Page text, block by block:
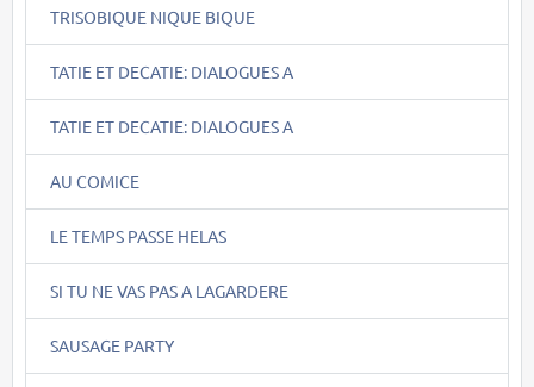
TRISOBIQUE NIQUE BIQUE
TATIE ET DECATIE: DIALOGUES A
TATIE ET DECATIE: DIALOGUES A
AU COMICE
LE TEMPS PASSE HELAS
SI TU NE VAS PAS A LAGARDERE
SAUSAGE PARTY